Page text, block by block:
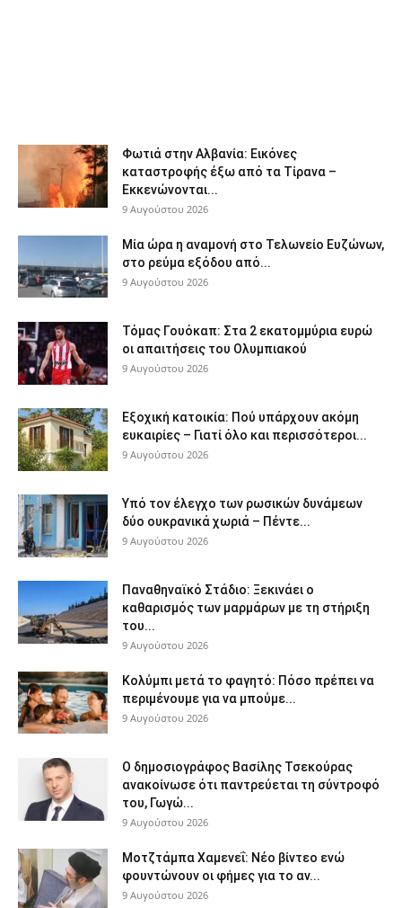
Φωτιά στην Αλβανία: Εικόνες
καταστροφής έξω από τα Τίρανα –
Εκκενώνονται...
9 Αυγούστου 2026
Μία ώρα η αναμονή στο Τελωνείο Ευζώνων,
στο ρεύμα εξόδου από...
9 Αυγούστου 2026
Τόμας Γουόκαπ: Στα 2 εκατομμύρια ευρώ
οι απαιτήσεις του Ολυμπιακού
9 Αυγούστου 2026
Εξοχική κατοικία: Πού υπάρχουν ακόμη
ευκαιρίες – Γιατί όλο και περισσότεροι...
9 Αυγούστου 2026
Υπό τον έλεγχο των ρωσικών δυνάμεων
δύο ουκρανικά χωριά – Πέντε...
9 Αυγούστου 2026
Παναθηναϊκό Στάδιο: Ξεκινάει ο
καθαρισμός των μαρμάρων με τη στήριξη
του...
9 Αυγούστου 2026
Κολύμπι μετά το φαγητό: Πόσο πρέπει να
περιμένουμε για να μπούμε...
9 Αυγούστου 2026
Ο δημοσιογράφος Βασίλης Τσεκούρας
ανακοίνωσε ότι παντρεύεται τη σύντροφό
του, Γωγώ...
9 Αυγούστου 2026
Μοτζτάμπα Χαμενεΐ: Νέο βίντεο ενώ
φουντώνουν οι φήμες για το αν...
9 Αυγούστου 2026